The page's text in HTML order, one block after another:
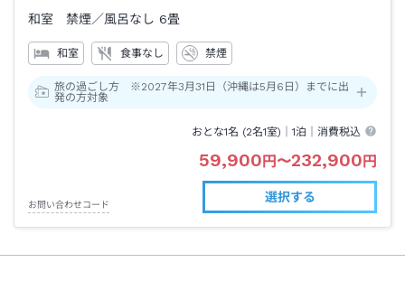
和室 禁煙／風呂なし 6畳
和室 食事なし 禁煙
旅の過ごし方 ※2027年3月31日（沖縄は5月6日）までに出
発の方対象
おとな1名 (2名1室)｜1泊 ｜消費税込
59,900円〜232,900円
お問い合わせコード
選択する